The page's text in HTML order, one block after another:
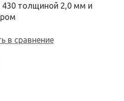
толщиной 2,0 мм и
в сравнение